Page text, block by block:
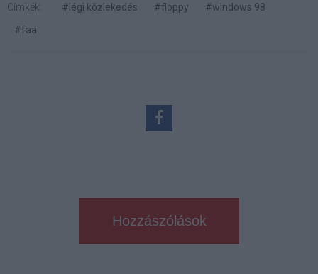
Címkék: #légi közlekedés #floppy
#windows 98
#faa
Hozzászólások